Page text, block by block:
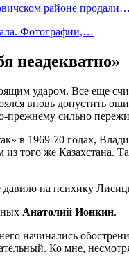
районе продали…
Фотографии,…
неадекватно»
ударом. Все еще
вновь допустить
сильно
в 1969-70 годах,
того же Казахстана.
на психику
Анатолий Ионкин.
начинались
Ко мне,